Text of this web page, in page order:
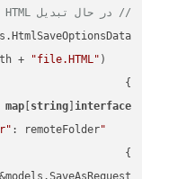
// در حال تبدیل HTML به ODT
"file.HTML"
map[ string] interface
"folder"